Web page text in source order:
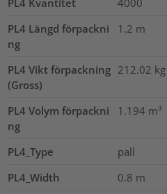
PL4 Längd förpackni
ng
1.2 m
PL4 Vikt förpackning
(Gross)
212.02 kg
PL4 Volym förpackni
ng
1.194 m³
PL4_Type
pall
PL4_Width
0.8 m